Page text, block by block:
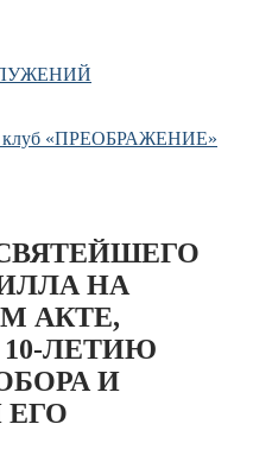
клуб «ПРЕОБРАЖЕНИЕ»
НА
АКТЕ,
ЛЕТИЮ
И